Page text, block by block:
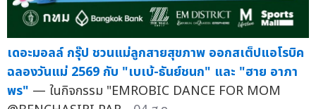
เดอะมอลล์ กรุ๊ป ชวนแม่ลูกสายสุขภาพ ออกสเต็ปแอโรบิค
ฉลองวันแม่ 2569 กับ "เบเบ้-ธันย์ชนก" และ "ฮาย อาภา
พร" — ในกิจกรรม "EMROBIC DANCE FOR MOM